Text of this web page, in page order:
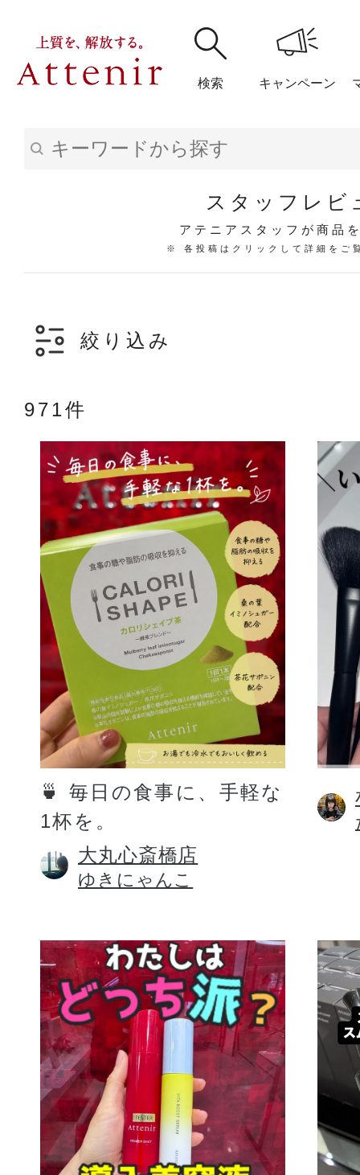
検索 キャンペーン
アテニア
アテニアの「
お友達紹介サ
定期お届けサ
スキンケア人気ライン
ドレススノー
ドレスリフト
スタッフレビ
アテニアスタッフが商品
※ 各投稿はクリックして詳細をご
絞り込み
971件
🍵 毎日の食事に、手軽な
1杯を。
大丸心斎橋店
ゆきにゃんこ